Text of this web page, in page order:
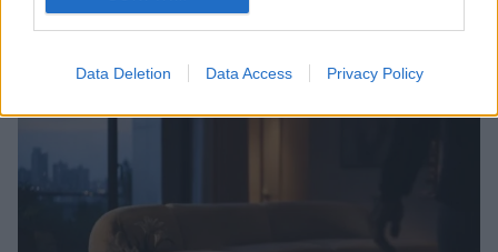
Data Deletion Data Access Privacy Policy
Sicilia
Matteo Pellegrino · 9 Ago 2026